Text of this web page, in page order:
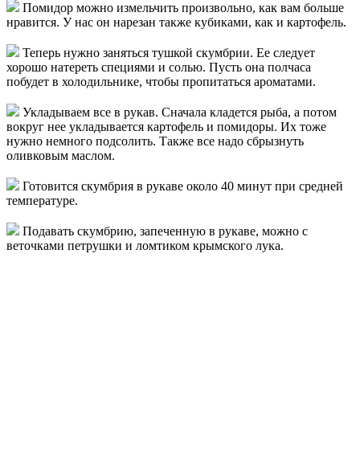
Помидор можно измельчить произвольно, как вам больше
нравится. У нас он нарезан также кубиками, как и картофель.
Теперь нужно заняться тушкой скумбрии. Ее следует
хорошо натереть специями и солью. Пусть она полчаса
побудет в холодильнике, чтобы пропитаться ароматами.
Укладываем все в рукав. Сначала кладется рыба, а потом
вокруг нее укладывается картофель и помидоры. Их тоже
нужно немного подсолить. Также все надо сбрызнуть
оливковым маслом.
Готовится скумбрия в рукаве около 40 минут при средней
температуре.
Подавать скумбрию, запеченную в рукаве, можно с
веточками петрушки и ломтиком крымского лука.